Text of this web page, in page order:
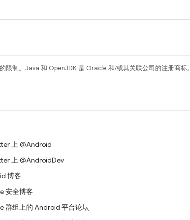
限制。Java 和 OpenJDK 是 Oracle 和/或其关联公司的注册商标。
上 @Android
上 @AndroidDev
博客
安全博客
群组上的 Android 平台论坛